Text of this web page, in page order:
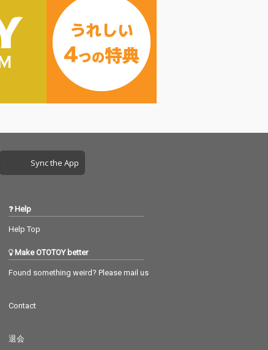
ーなラッ
混ざり合う
しいrobeの
じさせるヒ
サウンドに
ーなトラックの上にMa
-Nuのエッジーなラッ
プ/フロウが混ざり合う
ことで、新しいrobeの
可能性を感じさせるヒ
ップホップサウンドに
Sync the App
Help
Help Top
Make OTOTOY better
Found something weird? Please mail us
Contact
退会